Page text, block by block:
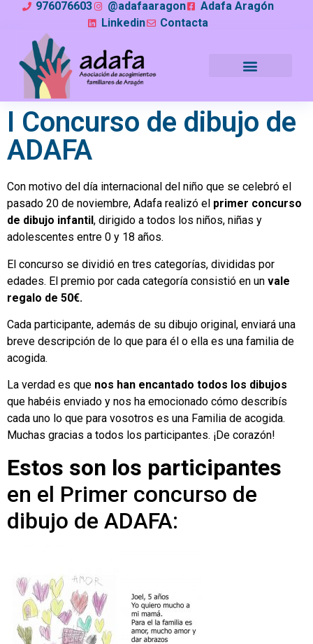
976076603 @adafaaragon
Adafa Aragón
Linkedin
Contacta
I Concurso de dibujo de
ADAFA
Con motivo del día internacional del niño que se celebró el
pasado 20 de noviembre, Adafa realizó el primer concurso
de dibujo infantil , dirigido a todos los niños, niñas y
adolescentes entre 0 y 18 años.
El concurso se dividió en tres categorías, divididas por
edades. El premio por cada categoría consistió en un vale
regalo de 50€.
Cada participante, además de su dibujo original, enviará una
breve descripción de lo que para él o ella es una familia de
acogida.
La verdad es que nos han encantado todos los dibujos
que habéis enviado y nos ha emocionado cómo describís
cada uno lo que para vosotros es una Familia de acogida.
Muchas gracias a todos los participantes. ¡De corazón!
Estos son los participantes
en el Primer concurso de
dibujo de ADAFA: